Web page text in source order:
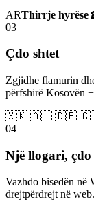
ARThirrje hyrëse
03
Çdo shtet
Zgjidhe flamurin
përfshirë Kosovën
🇽🇰 🇦🇱 🇩🇪
04
Një llogari,
Vazhdo bisedën
drejtpërdrejt në web.